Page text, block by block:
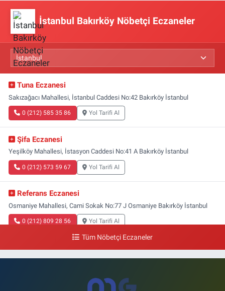
İstanbul Bakırköy Nöbetçi Eczaneler
Tuna Eczanesi
Sakızağacı Mahallesi, İstanbul Caddesi No:42 Bakırköy İstanbul
0 (212) 585 35 86 Yol Tarifi Al
Şifa Eczanesi
Yeşilköy Mahallesi, İstasyon Caddesi No:41 A Bakırköy İstanbul
0 (212) 573 59 67 Yol Tarifi Al
Referans Eczanesi
Osmaniye Mahallesi, Cami Sokak No:77 J Osmaniye Bakırköy İstanbul
0 (212) 809 28 56 Yol Tarifi Al
Tüm Nöbetçi Eczaneler